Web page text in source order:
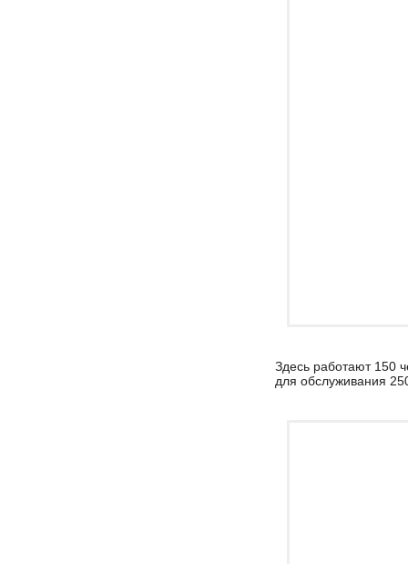
Здесь работают 150
для обслуживания